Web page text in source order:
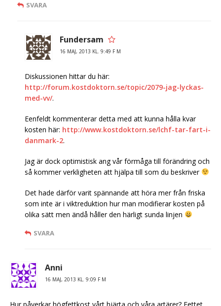
SVARA
Fundersam
16 MAJ, 2013 KL. 9:49 F M
Diskussionen hittar du här:
http://forum.kostdoktorn.se/topic/2079-jag-lyckas-
med-vv/.
Eenfeldt kommenterar detta med att kunna hålla kvar
kosten här: http://www.kostdoktorn.se/lchf-tar-fart-i-
danmark-2.
Jag är dock optimistisk ang vår förmåga till förändring och
så kommer verkligheten att hjälpa till som du beskriver
Det hade därför varit spännande att höra mer från friska
som inte är i viktreduktion hur man modifierar kosten på
olika sätt men ändå håller den härligt sunda linjen
SVARA
Anni
16 MAJ, 2013 KL. 9:09 F M